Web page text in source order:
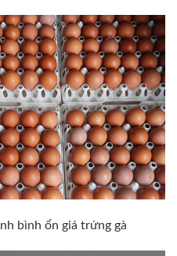
bình ổn giá trứng gà